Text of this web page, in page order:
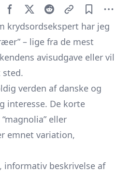
krydsordsekspert har jeg
– lige fra de mest
avisudgave eller vil
sted.
verden af danske og
interesse. De korte
eller
emnet variation,
beskrivelse af